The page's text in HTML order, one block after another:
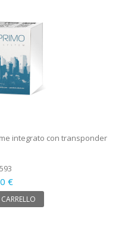
integrato con transponder
€